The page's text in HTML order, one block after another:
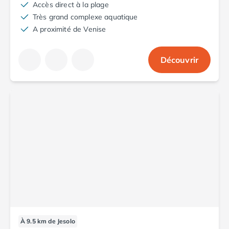
Camping en bord de mer Corse
Camping en bord de mer Espagne
Camping en bord de mer France
Camping en bord de mer Les Landes
Camping en bord de mer Portugal
Nos petits prix 2026
Accès direct à la plage
Très grand complexe aquatique
A proximité de Venise
Découvrir
À 9.5 km de Jesolo